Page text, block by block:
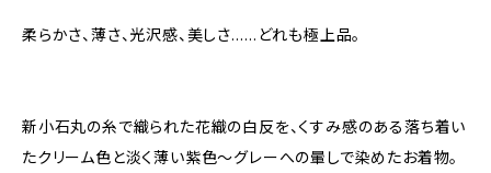
柔らかさ、薄さ、光沢感、美しさ……どれも極上品。
新小石丸の糸で織られた花織の白反を、くすみ感のある落ち着い
たクリーム色と淡く薄い紫色〜グレーへの暈しで染めたお着物。